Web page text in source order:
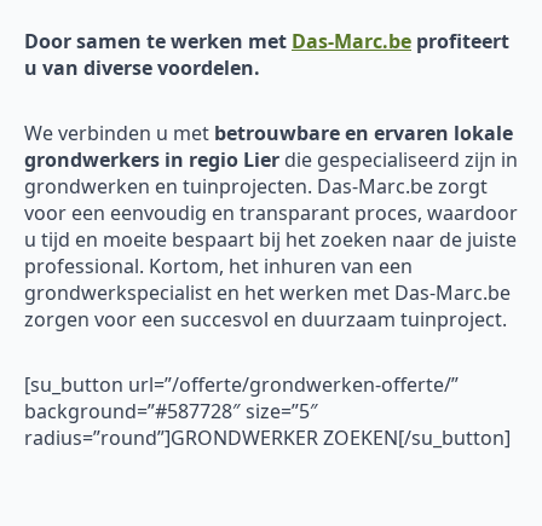
Door samen te werken met Das-Marc.be profiteert
u van diverse voordelen.
We verbinden u met betrouwbare en ervaren lokale
grondwerkers in regio Lier die gespecialiseerd zijn in
grondwerken en tuinprojecten. Das-Marc.be zorgt
voor een eenvoudig en transparant proces, waardoor
u tijd en moeite bespaart bij het zoeken naar de juiste
professional. Kortom, het inhuren van een
grondwerkspecialist en het werken met Das-Marc.be
zorgen voor een succesvol en duurzaam tuinproject.
[su_button url=”/offerte/grondwerken-offerte/”
background=”#587728″ size=”5″
radius=”round”]GRONDWERKER ZOEKEN[/su_button]